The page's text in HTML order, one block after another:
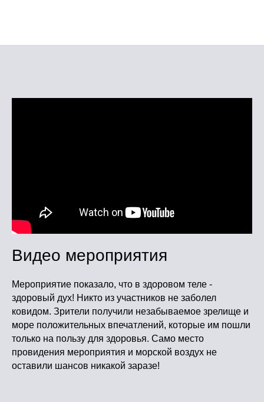
Видео мероприятия
Мероприятие показало, что в здоровом теле -
здоровый дух! Никто из участников не заболел
ковидом. Зрители получили незабываемое зрелище и
море положительных впечатлений, которые им пошли
только на пользу для здоровья. Само место
провидения мероприятия и морской воздух не
оставили шансов никакой заразе!